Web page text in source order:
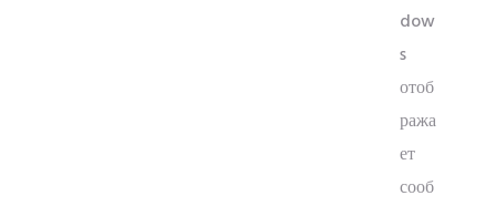
dow
s
отоб
ража
ет
сооб